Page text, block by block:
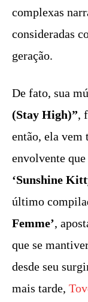
complexas
consideradas
geração.
De fato, sua
(Stay High)”,
então, ela
envolvente
‘Sunshine
último
Femme’,
que se
desde seu
mais tarde,